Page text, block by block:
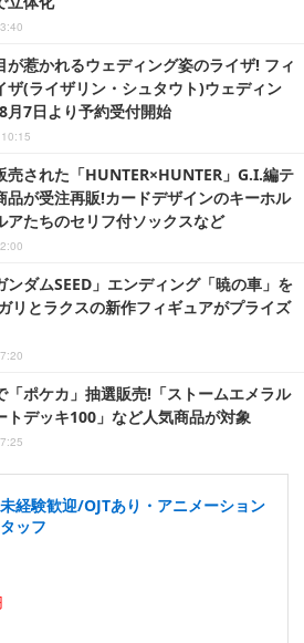
が惹かれるウェディング姿のライザ! フィ
ザ(ライザリン・シュタウト)ウェディン
月7日より予約受付開始
売された「HUNTER×HUNTER」G.I.編テ
品が受注再販!カードデザインのキーホル
アたちのセリフ付ソックスなど
ンダムSEED」エンディング「暁の車」を
リとラクスの新作フィギュアがプライズ
「ポケカ」抽選販売!「ストームエメラル
トデッキ100」など人気商品が対象
経験歓迎/OJTあり・アニメーション
ッフ